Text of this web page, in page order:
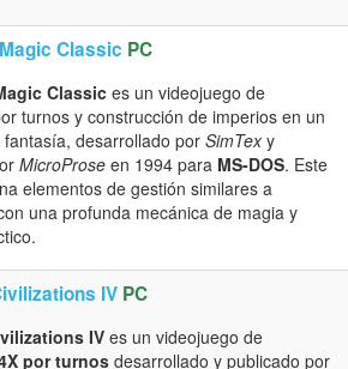
Classic PC
Classic es un videojuego de
turnos y construcción de imperios en un
fantasía, desarrollado por SimTexy
MicroProse en 1994 para MS-DOS. Este
elementos de gestión similares a
una profunda mecánica de magia y
IV PC
IV es un videojuego de
por turnos desarrollado y publicado por